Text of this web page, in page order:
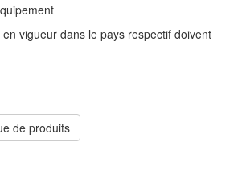
vigueur dans le pays respectif doivent
de produits